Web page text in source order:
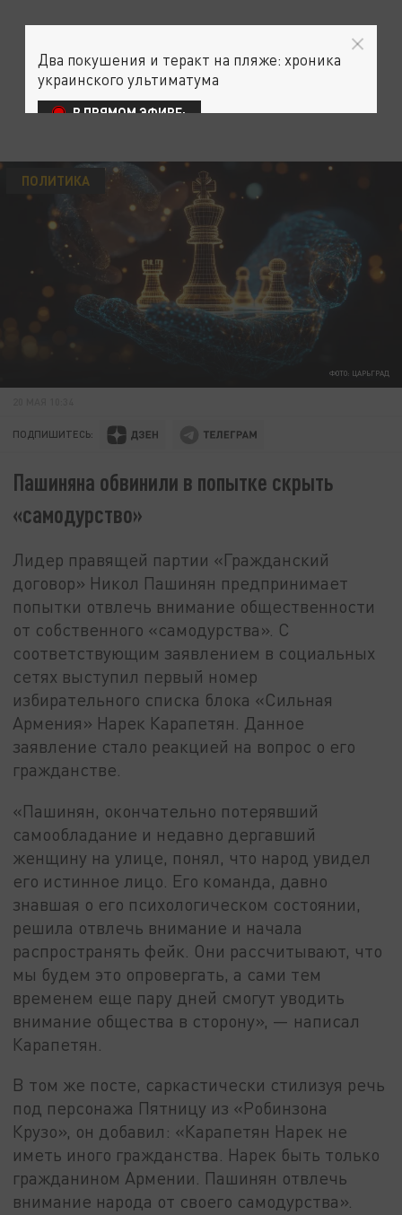
ФОТО: ЦАРЬГРАД
ПОЛИТИКА
ПОДПИШИТЕСЬ:
Пашиняна обвинили в попытке скрыть
«самодурство»
Лидер правящей партии «Гражданский
договор» Никол Пашинян предпринимает
попытки отвлечь внимание общественности
от собственного «самодурства». С
соответствующим заявлением в социальных
сетях выступил первый номер
избирательного списка блока «Сильная
Армения» Нарек Карапетян. Данное
заявление стало реакцией на вопрос о его
гражданстве.
«Пашинян, окончательно потерявший
самообладание и недавно дергавший
женщину на улице, понял, что народ увидел
его истинное лицо. Его команда, давно
знавшая о его психологическом состоянии,
решила отвлечь внимание и начала
распространять фейк. Они рассчитывают, что
мы будем это опровергать, а сами тем
временем еще пару дней смогут уводить
внимание общества в сторону», — написал
Карапетян.
В том же посте, саркастически стилизуя речь
под персонажа Пятницу из «Робинзона
Крузо», он добавил: «Карапетян Нарек не
иметь иного гражданства. Нарек быть только
гражданином Армении. Пашинян отвлечь
внимание народа от своего самодурства».
Два покушения и теракт на пляже: хроника
украинского ультиматума
В ПРЯМОМ ЭФИРЕ: